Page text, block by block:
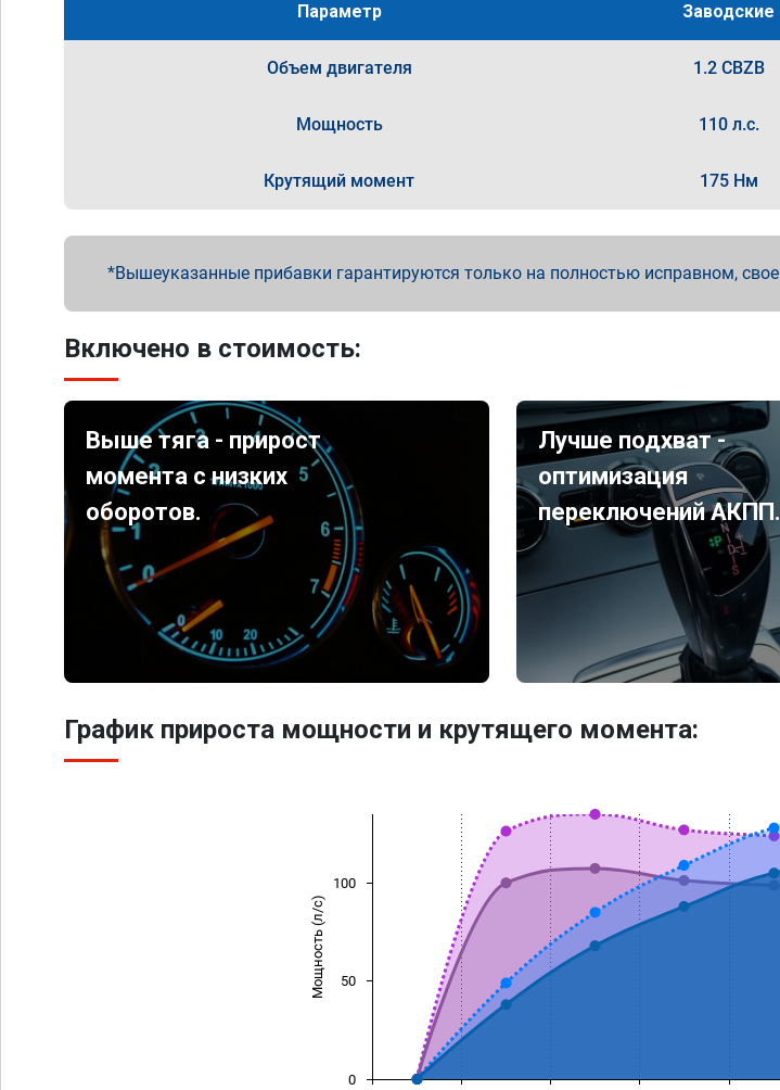
Параметр Заводские
Объем двигателя 1.2 CBZB
Мощность 110 л.с.
Крутящий момент 175 Нм
Вышеуказанные прибавки гарантируются только на полностью исправном,
Включено в стоимость:
Выше тяга - прирост
момента с низких
оборотов.
Лучше подхват -
оптимизация
переключений АКПП.
График прироста мощности и крутящего момента:
Мощность (л/с)
0
50
100